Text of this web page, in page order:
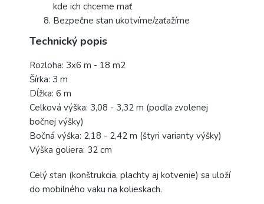
kde ich chceme mať
Bezpečne stan ukotvíme/zaťažíme
Technický popis
Rozloha: 3x6 m - 18 m2
Šírka: 3 m
Dĺžka: 6 m
Celková výška: 3,08 - 3,32 m (podľa zvolenej
bočnej výšky)
Bočná výška: 2,18 - 2,42 m (štyri varianty výšky)
Výška goliera: 32 cm
Celý stan (konštrukcia, plachty aj kotvenie) sa uloží
do mobilného vaku na kolieskach.